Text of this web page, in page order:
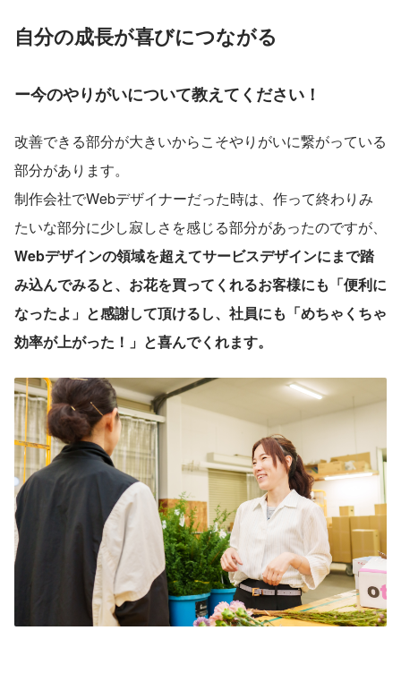
自分の成長が喜びにつながる
ー今のやりがいについて教えてください！
改善できる部分が大きいからこそやりがいに繋がっている
部分があります。
制作会社でWebデザイナーだった時は、作って終わりみ
たいな部分に少し寂しさを感じる部分があったのですが、
Webデザインの領域を超えてサービスデザインにまで踏
み込んでみると、お花を買ってくれるお客様にも「便利に
なったよ」と感謝して頂けるし、社員にも「めちゃくちゃ
効率が上がった！」と喜んでくれます。